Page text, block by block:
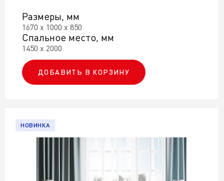
Размеры, мм
1670 х 1000 х 850
Спальное место, мм
1450 х 2000
ДОБАВИТЬ В КОРЗИНУ
НОВИНКА